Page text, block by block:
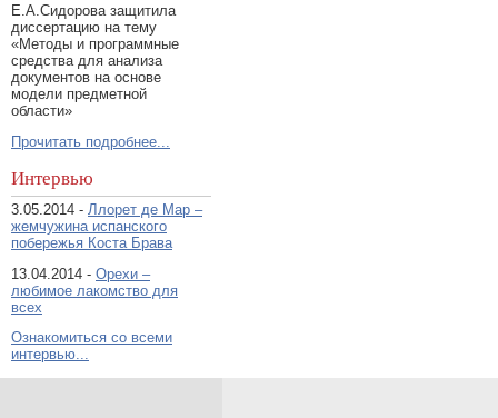
Е.А.Сидорова защитила
диссертацию на тему
«Методы и программные
средства для анализа
документов на основе
модели предметной
области»
Прочитать подробнее...
Интервью
3.05.2014 - Ллорет де Мар –
жемчужина испанского
побережья Коста Брава
13.04.2014 - Орехи –
любимое лакомство для
всех
Ознакомиться со всеми
интервью...